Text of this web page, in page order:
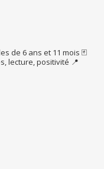
de 6 ans et 11 mois 🃏
lecture, positivité 📍